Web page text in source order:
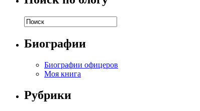
Биографии
Биографии офицеров
Моя книга
Рубрики